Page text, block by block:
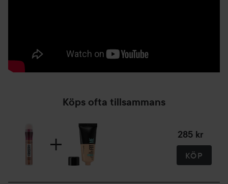
på inre ögonvrån, kinder, ögonbrynsben och näsrygg.
Köps ofta tillsammans
285 kr
KÖP